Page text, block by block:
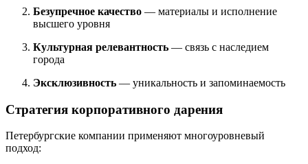
Безупречное качество — материалы и исполнение
высшего уровня
Культурная релевантность — связь с наследием
города
Эксклюзивность — уникальность и запоминаемость
Стратегия корпоративного дарения
Петербургские компании применяют многоуровневый
подход: